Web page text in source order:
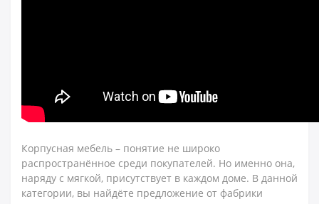
Корпусная мебель – понятие не широко
распространённое среди покупателей. Но именно она,
наряду с мягкой, присутствует в каждом доме. В данной
категории, вы найдёте предложение от фабрики